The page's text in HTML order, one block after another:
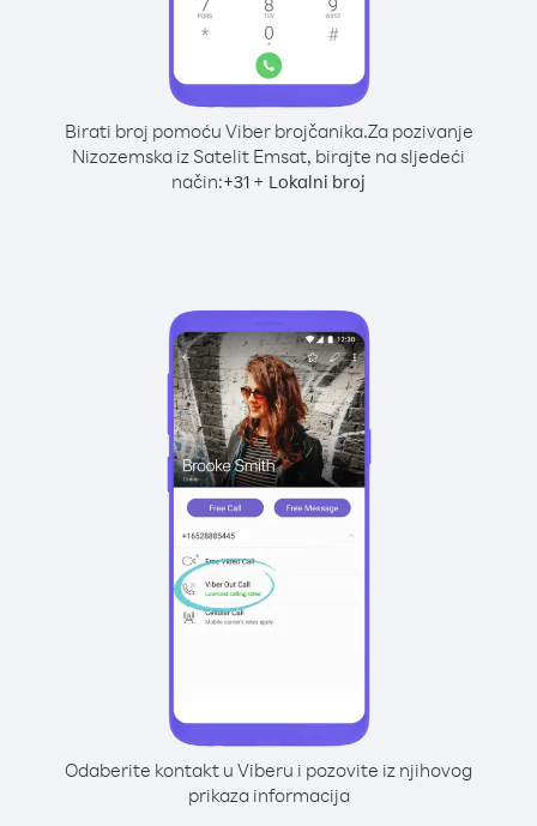
Birati broj pomoću Viber brojčanika.Za pozivanje
Nizozemska iz Satelit Emsat, birajte na sljedeći
način:+31 + Lokalni broj
Odaberite kontakt u Viberu i pozovite iz njihovog
prikaza informacija